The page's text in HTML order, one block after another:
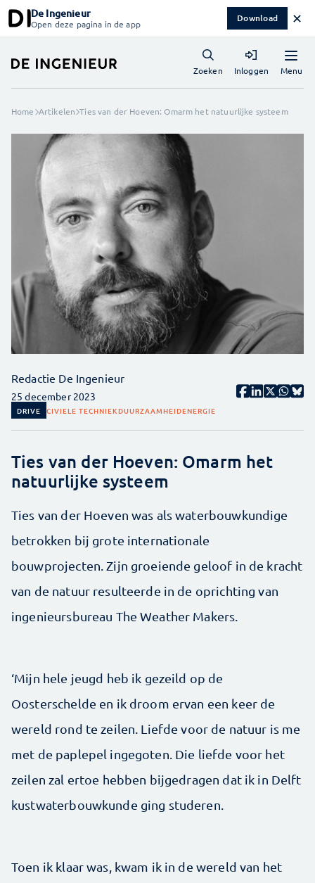
De Ingenieur
Open deze pagina in de app Download ✕
Menu
Zoeken Inloggen
Home Artikelen Ties van der Hoeven: Omarm het natuurlijke systeem
Redactie De Ingenieur
25 december 2023
DRIVE CIVIELE TECHNIEKDUURZAAMHEIDENERGIE
Ties van der Hoeven: Omarm het
natuurlijke systeem
Ties van der Hoeven was als waterbouwkundige
betrokken bij grote internationale
bouwprojecten. Zijn groeiende geloof in de kracht
van de natuur resulteerde in de oprichting van
ingenieursbureau The Weather Makers.
‘Mijn hele jeugd heb ik gezeild op de
Oosterschelde en ik droom ervan een keer de
wereld rond te zeilen. Liefde voor de natuur is me
met de paplepel ingegoten. Die liefde voor het
zeilen zal ertoe hebben bijgedragen dat ik in Delft
kustwaterbouwkunde ging studeren.
Toen ik klaar was, kwam ik in de wereld van het